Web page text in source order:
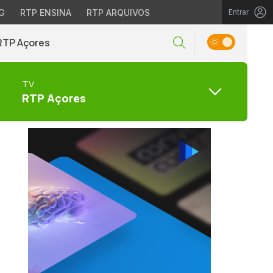
RTP ENSINA RTP ARQUIVOS Entrar
Açores
TV
RTP Açores